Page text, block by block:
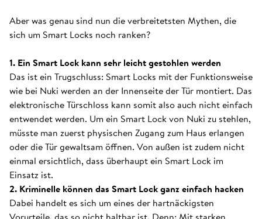
Aber was genau sind nun die verbreitetsten Mythen, die
sich um Smart Locks noch ranken?
1. Ein Smart Lock kann sehr leicht gestohlen werden
Das ist ein Trugschluss: Smart Locks mit der Funktionsweise
wie bei Nuki werden an der Innenseite der Tür montiert. Das
elektronische Türschloss kann somit also auch nicht einfach
entwendet werden. Um ein Smart Lock von Nuki zu stehlen,
müsste man zuerst physischen Zugang zum Haus erlangen
oder die Tür gewaltsam öffnen. Von außen ist zudem nicht
einmal ersichtlich, dass überhaupt ein Smart Lock im
Einsatz ist.
2. Kriminelle können das Smart Lock ganz einfach hacken
Dabei handelt es sich um eines der hartnäckigsten